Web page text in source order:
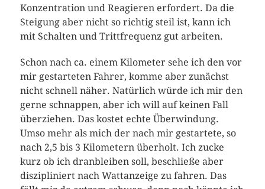
Konzentration und Reagieren erfordert. Da die
Steigung aber nicht so richtig steil ist, kann ich
mit Schalten und Trittfrequenz gut arbeiten.
Schon nach ca. einem Kilometer sehe ich den vor
mir gestarteten Fahrer, komme aber zunächst
nicht schnell näher. Natürlich würde ich mir den
gerne schnappen, aber ich will auf keinen Fall
überziehen. Das kostet echte Überwindung.
Umso mehr als mich der nach mir gestartete, so
nach 2,5 bis 3 Kilometern überholt. Ich zucke
kurz ob ich dranbleiben soll, beschließe aber
diszipliniert nach Wattanzeige zu fahren. Das